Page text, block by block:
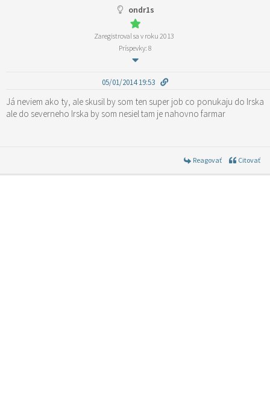
ondr1s
Zaregistroval sa v roku 2013
Príspevky: 8
05/01/2014 19:53
Já neviem ako ty, ale skusil by som ten super job co ponukaju do Irska
ale do severneho Irska by som nesiel tam je nahovno farmar
Reagovať Citovať